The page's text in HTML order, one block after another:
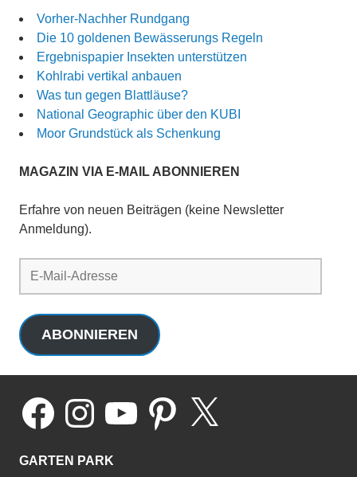
Vorher-Nachher Rundgang
Die 10 goldenen Bewässerungs Regeln
Ergebnispapier Insekten unterstützen
Kohlrabi vertikal anbauen
Was tun gegen Blattläuse?
National Geographic über den KUBI
Moor Grundstück als Schenkung
MAGAZIN VIA E-MAIL ABONNIEREN
Erfahre von neuen Beiträgen (keine Newsletter
Anmeldung).
ABONNIEREN
FacebookInstagramYouTubePinterestX
GARTEN PARK